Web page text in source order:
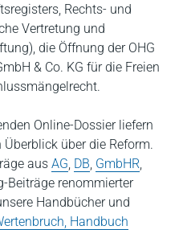
Rechts- und
Vertretung und
die Öffnung der OHG
& Co. KG für die Freien
Online-Dossier liefern
über die Reform.
aus AG, DB, GmbHR,
Beiträge renommierter
Handbücher und
Handbuch